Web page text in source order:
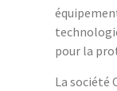
pour la
La société